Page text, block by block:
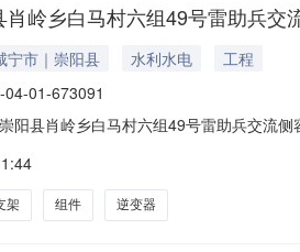
岭乡白马村六组49号雷助兵
宁市｜崇阳县 水利水电
工程
01-673091
阳县肖岭乡白马村六组49号雷助兵交流
673091项目单位:湖北省恒晖崇光伏科技
架 组件 逆变器